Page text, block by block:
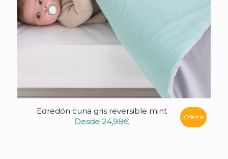
Edredón cuna gris reversible mint
Desde 24,98€ ¡Oferta!